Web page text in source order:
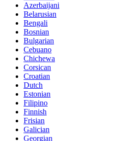
Azerbaijani
Belarusian
Bengali
Bosnian
Bulgarian
Cebuano
Chichewa
Corsican
Croatian
Dutch
Estonian
Filipino
Finnish
Frisian
Galician
Georgian